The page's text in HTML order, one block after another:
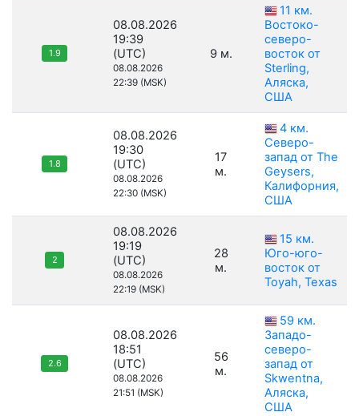
1.9
08.08.2026
19:39
(UTC)
08.08.2026
22:39 (MSK)
9 м.
11 км.
Востоко-
северо-
восток от
Sterling,
Аляска,
США
1.8
08.08.2026
19:30
(UTC)
08.08.2026
22:30 (MSK)
17
м.
4 км.
Северо-
запад от The
Geysers,
Калифорния,
США
2
08.08.2026
19:19
(UTC)
08.08.2026
22:19 (MSK)
28
м.
15 км.
Юго-юго-
восток от
Toyah, Texas
2.6
08.08.2026
18:51
(UTC)
08.08.2026
21:51 (MSK)
56
м.
59 км.
Западо-
северо-
запад от
Skwentna,
Аляска,
США